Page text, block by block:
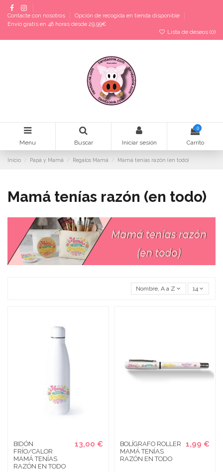
Contacte con nosotros
Opción de recogida en tienda disponible
Envío gratis en 48 horas desde 29,99€
Lista de deseos (0)
Menu Buscar Iniciar sesión
0
Carrito
Inicio Papá y Mamá Regalos Mamá Mamá tenías razón (en todo)
Mamá tenías razón (en todo)
Nombre, A a Z 14
BIDÓN
FRÍO/CALOR
MAMÁ TENÍAS
RAZÓN EN TODO
13,00 €
BOLÍGRAFO ROLLER
MAMÁ TENÍAS
RAZÓN EN TODO
1,99 €